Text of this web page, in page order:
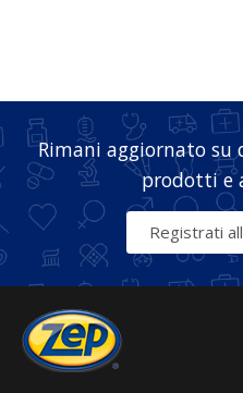
Rimani aggiornato su
prodotti e
Registrati